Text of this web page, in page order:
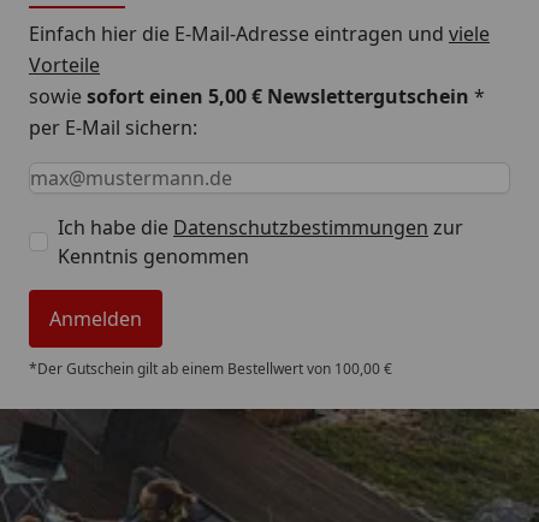
Einfach hier die E-Mail-Adresse eintragen und viele
Vorteile
sowiesofort einen 5,00 € Newslettergutschein *
per E-Mail sichern:
Keine Eingabe erforderlich
Eingabe erforderlich
E-Mail *
Ich habe die Datenschutzbestimmungen zur
Kenntnis genommen
Anmelden
*Der Gutschein gilt ab einem Bestellwert von 100,00 €
Trusted Shops